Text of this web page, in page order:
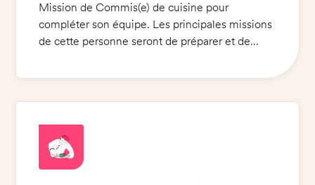
Mission de Commis(e) de cuisine pour
compléter son équipe. Les principales missions
de cette personne seront de préparer et de
couverts) pour répondre aux demandes des
au restaurant, le profil(e) devra également
travailler sur le Foodtruck. Une bonne
connaissance des produits et des techniques